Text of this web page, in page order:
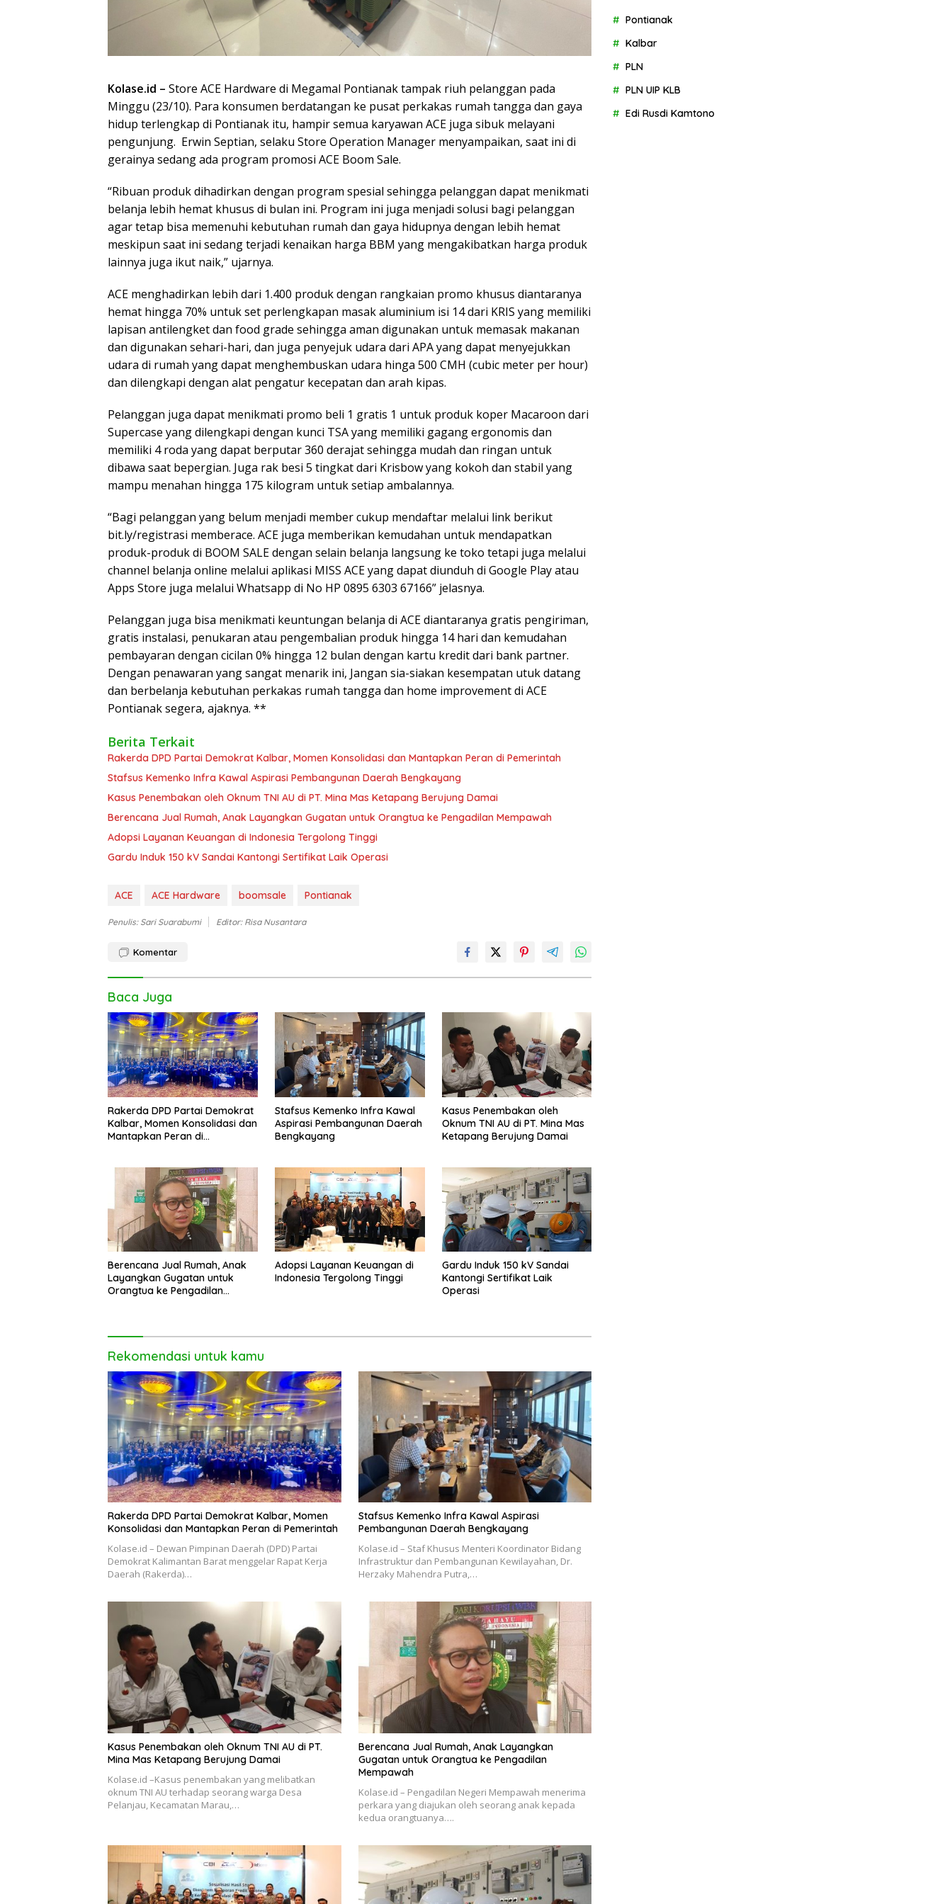
Kolase.id – Store ACE Hardware di Megamal Pontianak tampak riuh pelanggan pada
Minggu (23/10). Para konsumen berdatangan ke pusat perkakas rumah tangga dan gaya
hidup terlengkap di Pontianak itu, hampir semua karyawan ACE juga sibuk melayani
pengunjung. Erwin Septian, selaku Store Operation Manager menyampaikan, saat ini di
gerainya sedang ada program promosi ACE Boom Sale.
“Ribuan produk dihadirkan dengan program spesial sehingga pelanggan dapat menikmati
belanja lebih hemat khusus di bulan ini. Program ini juga menjadi solusi bagi pelanggan
agar tetap bisa memenuhi kebutuhan rumah dan gaya hidupnya dengan lebih hemat
meskipun saat ini sedang terjadi kenaikan harga BBM yang mengakibatkan harga produk
lainnya juga ikut naik,” ujarnya.
ACE menghadirkan lebih dari 1.400 produk dengan rangkaian promo khusus diantaranya
hemat hingga 70% untuk set perlengkapan masak aluminium isi 14 dari KRIS yang memiliki
lapisan antilengket dan food grade sehingga aman digunakan untuk memasak makanan
dan digunakan sehari-hari, dan juga penyejuk udara dari APA yang dapat menyejukkan
udara di rumah yang dapat menghembuskan udara hinga 500 CMH (cubic meter per hour)
dan dilengkapi dengan alat pengatur kecepatan dan arah kipas.
Pelanggan juga dapat menikmati promo beli 1 gratis 1 untuk produk koper Macaroon dari
Supercase yang dilengkapi dengan kunci TSA yang memiliki gagang ergonomis dan
memiliki 4 roda yang dapat berputar 360 derajat sehingga mudah dan ringan untuk
dibawa saat bepergian. Juga rak besi 5 tingkat dari Krisbow yang kokoh dan stabil yang
mampu menahan hingga 175 kilogram untuk setiap ambalannya.
“Bagi pelanggan yang belum menjadi member cukup mendaftar melalui link berikut
bit.ly/registrasi memberace. ACE juga memberikan kemudahan untuk mendapatkan
produk-produk di BOOM SALE dengan selain belanja langsung ke toko tetapi juga melalui
channel belanja online melalui aplikasi MISS ACE yang dapat diunduh di Google Play atau
Apps Store juga melalui Whatsapp di No HP 0895 6303 67166” jelasnya.
Pelanggan juga bisa menikmati keuntungan belanja di ACE diantaranya gratis pengiriman,
gratis instalasi, penukaran atau pengembalian produk hingga 14 hari dan kemudahan
pembayaran dengan cicilan 0% hingga 12 bulan dengan kartu kredit dari bank partner.
Dengan penawaran yang sangat menarik ini, Jangan sia-siakan kesempatan utuk datang
dan berbelanja kebutuhan perkakas rumah tangga dan home improvement di ACE
Pontianak segera, ajaknya. **
Berita Terkait
Rakerda DPD Partai Demokrat Kalbar, Momen Konsolidasi dan Mantapkan Peran di Pemerintah
Stafsus Kemenko Infra Kawal Aspirasi Pembangunan Daerah Bengkayang
Kasus Penembakan oleh Oknum TNI AU di PT. Mina Mas Ketapang Berujung Damai
Berencana Jual Rumah, Anak Layangkan Gugatan untuk Orangtua ke Pengadilan Mempawah
Adopsi Layanan Keuangan di Indonesia Tergolong Tinggi
Gardu Induk 150 kV Sandai Kantongi Sertifikat Laik Operasi
ACE ACE Hardware boomsale Pontianak
Penulis: Sari Suarabumi Editor: Risa Nusantara
Komentar
Baca Juga
Rakerda DPD Partai Demokrat
Kalbar, Momen Konsolidasi dan
Mantapkan Peran di
Stafsus Kemenko Infra Kawal
Aspirasi Pembangunan Daerah
Bengkayang
Kasus Penembakan oleh
Oknum TNI AU di PT. Mina Mas
Ketapang Berujung Damai
Berencana Jual Rumah, Anak
Layangkan Gugatan untuk
Orangtua ke Pengadilan
Adopsi Layanan Keuangan di
Indonesia Tergolong Tinggi
Gardu Induk 150 kV Sandai
Kantongi Sertifikat Laik
Operasi
Rekomendasi untuk kamu
Rakerda DPD Partai Demokrat Kalbar, Momen
Konsolidasi dan Mantapkan Peran di Pemerintah
Kolase.id – Dewan Pimpinan Daerah (DPD) Partai
Demokrat Kalimantan Barat menggelar Rapat Kerja
Daerah (Rakerda)…
Stafsus Kemenko Infra Kawal Aspirasi
Pembangunan Daerah Bengkayang
Kolase.id – Staf Khusus Menteri Koordinator Bidang
Infrastruktur dan Pembangunan Kewilayahan, Dr.
Herzaky Mahendra Putra,…
Kasus Penembakan oleh Oknum TNI AU di PT.
Mina Mas Ketapang Berujung Damai
Kolase.id –Kasus penembakan yang melibatkan
oknum TNI AU terhadap seorang warga Desa
Pelanjau, Kecamatan Marau,…
Berencana Jual Rumah, Anak Layangkan
Gugatan untuk Orangtua ke Pengadilan
Mempawah
Kolase.id – Pengadilan Negeri Mempawah menerima
perkara yang diajukan oleh seorang anak kepada
kedua orangtuanya….
Pontianak
Kalbar
PLN
PLN UIP KLB
Edi Rusdi Kamtono